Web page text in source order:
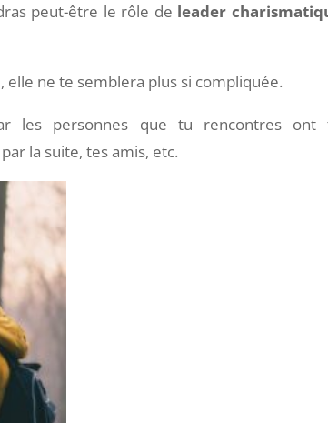
peut-être le rôle de leader
elle ne te semblera plus si compliquée.
les personnes que tu rencontres ont
la suite, tes amis, etc.